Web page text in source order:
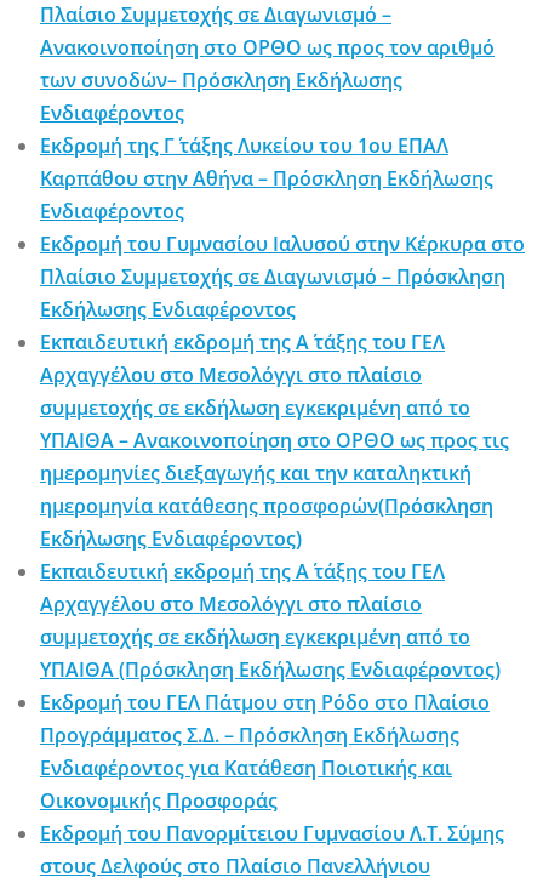
Πλαίσιο Συμμετοχής σε Διαγωνισμό –
Ανακοινοποίηση στο ΟΡΘΟ ως προς τον αριθμό
των συνοδών– Πρόσκληση Εκδήλωσης
Ενδιαφέροντος
Εκδρομή της Γ΄ τάξης Λυκείου του 1ου ΕΠΑΛ
Καρπάθου στην Αθήνα – Πρόσκληση Εκδήλωσης
Ενδιαφέροντος
Εκδρομή του Γυμνασίου Ιαλυσού στην Κέρκυρα στο
Πλαίσιο Συμμετοχής σε Διαγωνισμό – Πρόσκληση
Εκδήλωσης Ενδιαφέροντος
Εκπαιδευτική εκδρομή της Α΄ τάξης του ΓΕΛ
Αρχαγγέλου στο Μεσολόγγι στο πλαίσιο
συμμετοχής σε εκδήλωση εγκεκριμένη από το
ΥΠΑΙΘΑ – Ανακοινοποίηση στο ΟΡΘΟ ως προς τις
ημερομηνίες διεξαγωγής και την καταληκτική
ημερομηνία κατάθεσης προσφορών(Πρόσκληση
Εκδήλωσης Ενδιαφέροντος)
Εκπαιδευτική εκδρομή της Α΄ τάξης του ΓΕΛ
Αρχαγγέλου στο Μεσολόγγι στο πλαίσιο
συμμετοχής σε εκδήλωση εγκεκριμένη από το
ΥΠΑΙΘΑ (Πρόσκληση Εκδήλωσης Ενδιαφέροντος)
Εκδρομή του ΓΕΛ Πάτμου στη Ρόδο στο Πλαίσιο
Προγράμματος Σ.Δ. – Πρόσκληση Εκδήλωσης
Ενδιαφέροντος για Κατάθεση Ποιοτικής και
Οικονομικής Προσφοράς
Εκδρομή του Πανορμίτειου Γυμνασίου Λ.Τ. Σύμης
στους Δελφούς στο Πλαίσιο Πανελλήνιου